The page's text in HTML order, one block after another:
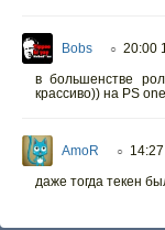
Bobs ○ 20:00
в большенстве
крассиво)) на PS
AmoR ○
даже тогда текен